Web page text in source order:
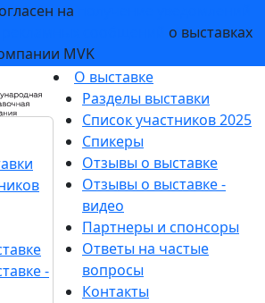
на
о выставках
MVK
-
О выставке
Разделы выставки
Список участников 2025
Спикеры
Отзывы о выставке
Отзывы о выставке -
видео
Партнеры и спонсоры
Ответы на частые
вопросы
Контакты